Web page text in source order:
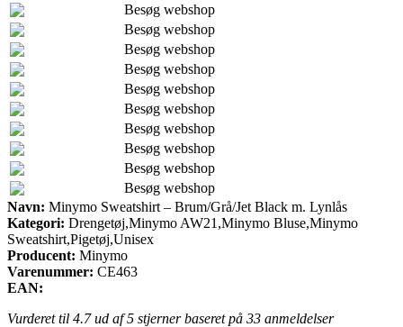
Besøg webshop
Besøg webshop
Besøg webshop
Besøg webshop
Besøg webshop
Besøg webshop
Besøg webshop
Besøg webshop
Besøg webshop
Besøg webshop
Navn: Minymo Sweatshirt – Brum/Grå/Jet Black m. Lynlås
Kategori: Drengetøj,Minymo AW21,Minymo Bluse,Minymo
Sweatshirt,Pigetøj,Unisex
Producent: Minymo
Varenummer: CE463
EAN:
Vurderet til 4.7ud af 5 stjerner baseret på 33 anmeldelser